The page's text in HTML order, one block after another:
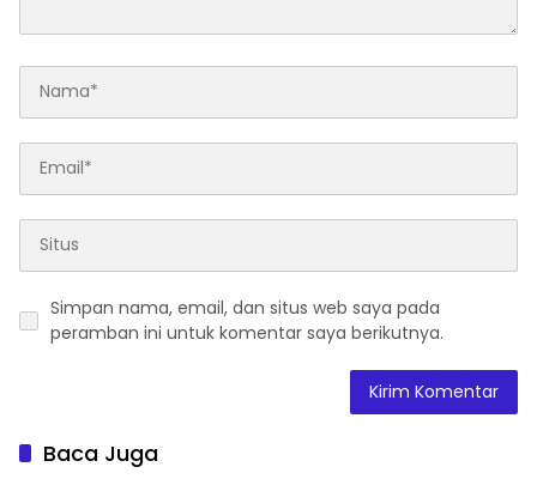
Simpan nama, email, dan situs web saya pada
peramban ini untuk komentar saya berikutnya.
Baca Juga